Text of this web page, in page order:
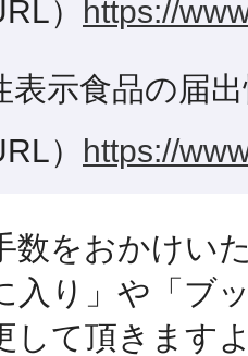
） https://
表示食品の届
） https://
数をおかけい
入り」や「ブ
して頂きます